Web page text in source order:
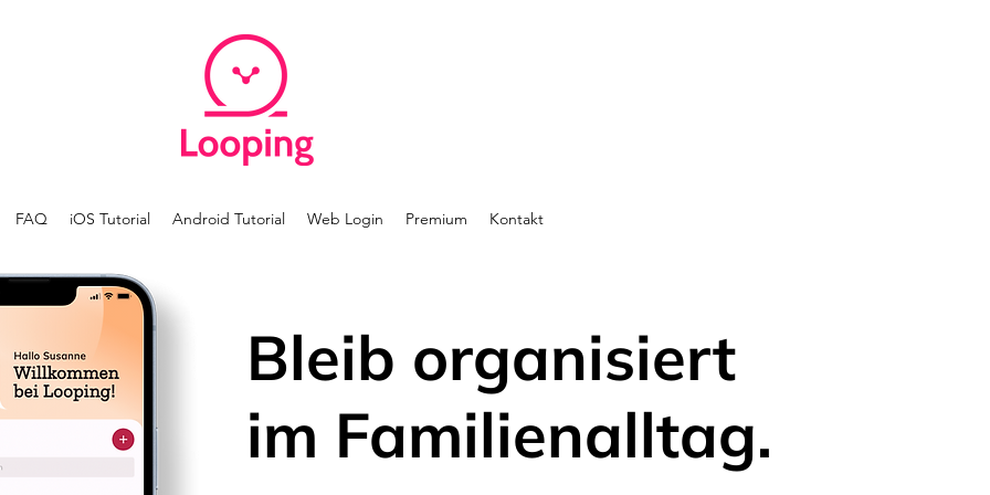
FAQ iOS Tutorial Android Tutorial Web Login Premium Kontakt
Bleib organisiert
im Familienalltag.